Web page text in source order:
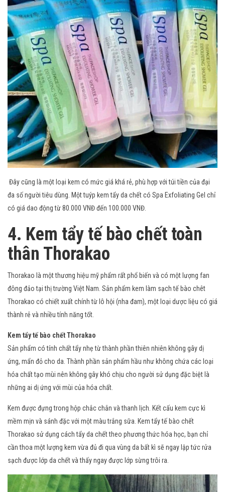
Đây cũng là một loại kem có mức giá khá rẻ, phù hợp với túi tiền của đại
đa số người tiêu dùng. Một tuýp kem tẩy da chết có Spa Exfoliating Gel chỉ
có giá dao động từ 80.000 VNĐ đến 100.000 VNĐ.
4. Kem tẩy tế bào chết toàn
thân Thorakao
Thorakao là một thương hiệu mỹ phẩm rất phổ biến và có một lượng fan
đông đảo tại thị trường Việt Nam. Sản phẩm kem làm sạch tế bào chêt
Thorakao có chiết xuất chính từ lô hội (nha đam), một loại dược liệu có giá
thành rẻ và nhiều tính năng tốt.
Kem tẩy tế bào chết Thorakao
Sản phẩm có tính chất tẩy nhẹ từ thành phần thiên nhiên không gây dị
ứng, mẩn đỏ cho da. Thành phần sản phẩm hầu như không chứa các loại
hóa chất tạo mùi nên không gây khó chịu cho người sử dụng đặc biệt là
những ai dị ứng với mùi của hóa chất.
Kem được đựng trong hộp chắc chắn và thanh lịch. Kết cấu kem cực kì
mềm mịn và sánh đặc với một màu trắng sữa. Kem tẩy tế bào chết
Thorakao sử dụng cách tẩy da chết theo phương thức hóa học, bạn chỉ
cần thoa một lượng kem vừa đủ đi qua vùng da bất kì sẽ ngay lập tức rửa
sạch được lớp da chết và thấy ngay được lớp sừng trôi ra.